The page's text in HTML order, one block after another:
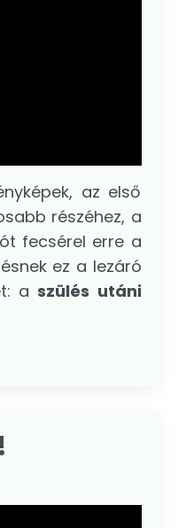
az első
részéhez, a
fecsérel erre a
ez a lezáró
aszülés utáni